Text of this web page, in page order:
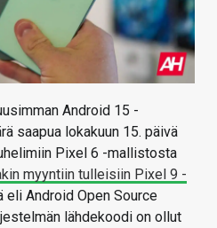
Android 15 -
saapua lokakuun 15. päivä
Pixel 6 -mallistosta
myyntiin tulleisiin Pixel 9 -
eli Android Open Source
lähdekoodi on ollut